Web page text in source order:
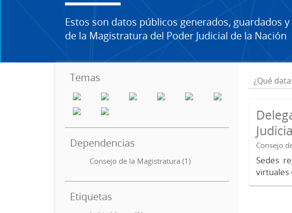
Estos son datos públicos generados, guardados
de la Magistratura del Poder Judicial de la Nación
Temas
Dependencias
Consejo de la Magistratura (1)
Etiquetas
Consejo
Sedes
virtuales